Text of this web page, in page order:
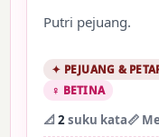
Putri pejuang.
✦ PEJUANG &
♀ BETINA
📐2suku kata📏